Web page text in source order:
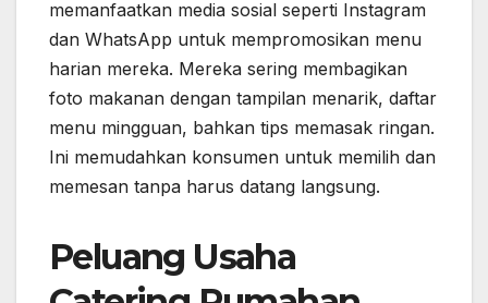
memanfaatkan media sosial seperti Instagram
dan WhatsApp untuk mempromosikan menu
harian mereka. Mereka sering membagikan
foto makanan dengan tampilan menarik, daftar
menu mingguan, bahkan tips memasak ringan.
Ini memudahkan konsumen untuk memilih dan
memesan tanpa harus datang langsung.
Peluang Usaha